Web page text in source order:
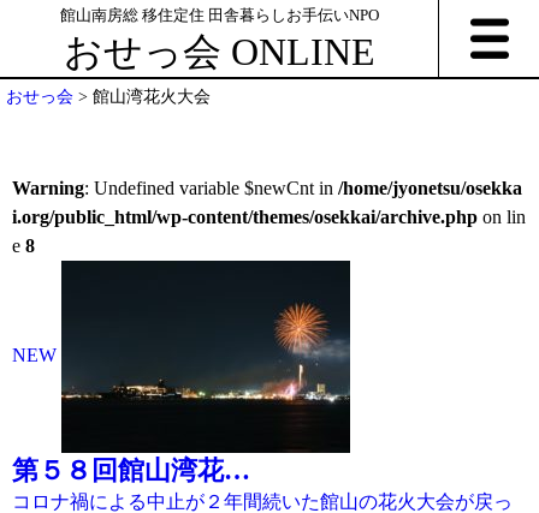
館山南房総 移住定住 田舎暮らしお手伝いNPO
おせっ会 ONLINE
おせっ会 > 館山湾花火大会
Warning: Undefined variable $newCnt in /home/jyonetsu/osekka
i.org/public_html/wp-content/themes/osekkai/archive.php on lin
e 8
NEW
第５８回館山湾花…
コロナ禍による中止が２年間続いた館山の花火大会が戻っ